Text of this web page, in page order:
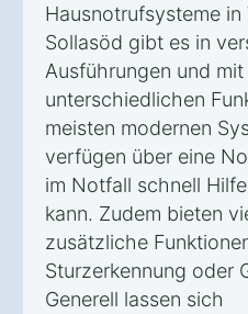
Hausnotrufsysteme in
Sollasöd gibt es in
Ausführungen und mit
unterschiedlichen
meisten modernen
verfügen über eine
im Notfall schnell
kann. Zudem bieten
zusätzliche
Sturzerkennung oder
Generell lassen sich